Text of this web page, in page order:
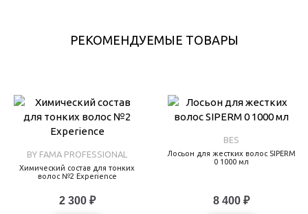
РЕКОМЕНДУЕМЫЕ ТОВАРЫ
BY FAMA PROFESSIONAL
Химический состав для тонких
волос №2 Experience
2 300 ₽
BES
Лосьон для жестких волос SIPERM
0 1000 мл
8 400 ₽